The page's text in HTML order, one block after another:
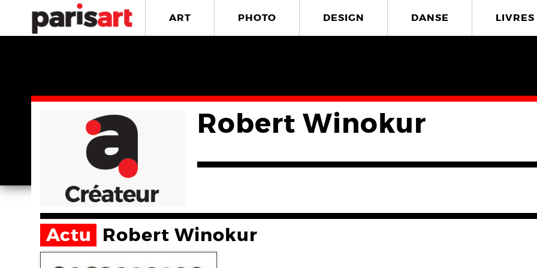
ART PHOTO DESIGN DANSE LIVRES
Robert Winokur
Actu Robert Winokur